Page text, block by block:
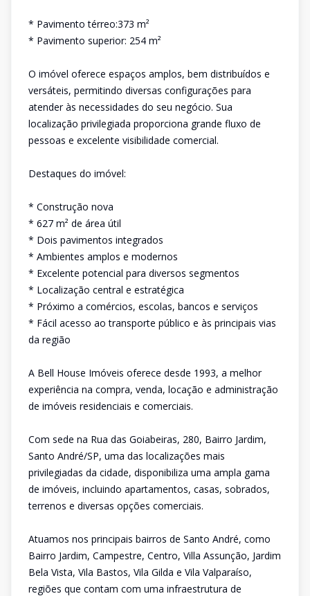
* Pavimento térreo:373 m²
* Pavimento superior: 254 m²
O imóvel oferece espaços amplos, bem distribuídos e
versáteis, permitindo diversas configurações para
atender às necessidades do seu negócio. Sua
localização privilegiada proporciona grande fluxo de
pessoas e excelente visibilidade comercial.
Destaques do imóvel:
* Construção nova
* 627 m² de área útil
* Dois pavimentos integrados
* Ambientes amplos e modernos
* Excelente potencial para diversos segmentos
* Localização central e estratégica
* Próximo a comércios, escolas, bancos e serviços
* Fácil acesso ao transporte público e às principais vias
da região
A Bell House Imóveis oferece desde 1993, a melhor
experiência na compra, venda, locação e administração
de imóveis residenciais e comerciais.
Com sede na Rua das Goiabeiras, 280, Bairro Jardim,
Santo André/SP, uma das localizações mais
privilegiadas da cidade, disponibiliza uma ampla gama
de imóveis, incluindo apartamentos, casas, sobrados,
terrenos e diversas opções comerciais.
Atuamos nos principais bairros de Santo André, como
Bairro Jardim, Campestre, Centro, Villa Assunção, Jardim
Bela Vista, Vila Bastos, Vila Gilda e Vila Valparaíso,
regiões que contam com uma infraestrutura de